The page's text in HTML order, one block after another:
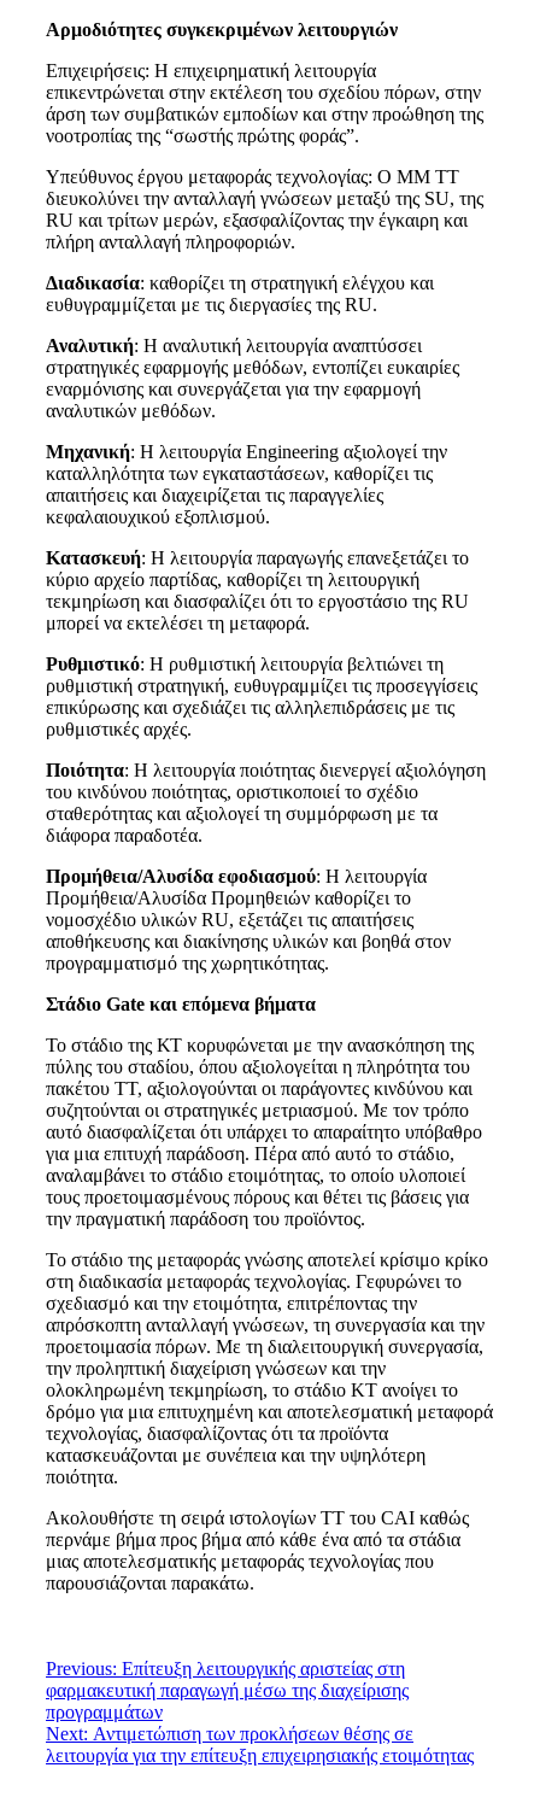
Αρμοδιότητες συγκεκριμένων λειτουργιών
Επιχειρήσεις: Η επιχειρηματική λειτουργία
επικεντρώνεται στην εκτέλεση του σχεδίου πόρων, στην
άρση των συμβατικών εμποδίων και στην προώθηση της
νοοτροπίας της “σωστής πρώτης φοράς”.
Υπεύθυνος έργου μεταφοράς τεχνολογίας: Ο ΜΜ ΤΤ
διευκολύνει την ανταλλαγή γνώσεων μεταξύ της SU, της
RU και τρίτων μερών, εξασφαλίζοντας την έγκαιρη και
πλήρη ανταλλαγή πληροφοριών.
Διαδικασία: καθορίζει τη στρατηγική ελέγχου και
ευθυγραμμίζεται με τις διεργασίες της RU.
Αναλυτική: Η αναλυτική λειτουργία αναπτύσσει
στρατηγικές εφαρμογής μεθόδων, εντοπίζει ευκαιρίες
εναρμόνισης και συνεργάζεται για την εφαρμογή
αναλυτικών μεθόδων.
Μηχανική: Η λειτουργία Engineering αξιολογεί την
καταλληλότητα των εγκαταστάσεων, καθορίζει τις
απαιτήσεις και διαχειρίζεται τις παραγγελίες
κεφαλαιουχικού εξοπλισμού.
Κατασκευή: Η λειτουργία παραγωγής επανεξετάζει το
κύριο αρχείο παρτίδας, καθορίζει τη λειτουργική
τεκμηρίωση και διασφαλίζει ότι το εργοστάσιο της RU
μπορεί να εκτελέσει τη μεταφορά.
Ρυθμιστικό: Η ρυθμιστική λειτουργία βελτιώνει τη
ρυθμιστική στρατηγική, ευθυγραμμίζει τις προσεγγίσεις
επικύρωσης και σχεδιάζει τις αλληλεπιδράσεις με τις
ρυθμιστικές αρχές.
Ποιότητα: Η λειτουργία ποιότητας διενεργεί αξιολόγηση
του κινδύνου ποιότητας, οριστικοποιεί το σχέδιο
σταθερότητας και αξιολογεί τη συμμόρφωση με τα
διάφορα παραδοτέα.
Προμήθεια/Αλυσίδα εφοδιασμού: Η λειτουργία
Προμήθεια/Αλυσίδα Προμηθειών καθορίζει το
νομοσχέδιο υλικών RU, εξετάζει τις απαιτήσεις
αποθήκευσης και διακίνησης υλικών και βοηθά στον
προγραμματισμό της χωρητικότητας.
Στάδιο Gate και επόμενα βήματα
Το στάδιο της ΚΤ κορυφώνεται με την ανασκόπηση της
πύλης του σταδίου, όπου αξιολογείται η πληρότητα του
πακέτου ΤΤ, αξιολογούνται οι παράγοντες κινδύνου και
συζητούνται οι στρατηγικές μετριασμού. Με τον τρόπο
αυτό διασφαλίζεται ότι υπάρχει το απαραίτητο υπόβαθρο
για μια επιτυχή παράδοση. Πέρα από αυτό το στάδιο,
αναλαμβάνει το στάδιο ετοιμότητας, το οποίο υλοποιεί
τους προετοιμασμένους πόρους και θέτει τις βάσεις για
την πραγματική παράδοση του προϊόντος.
Το στάδιο της μεταφοράς γνώσης αποτελεί κρίσιμο κρίκο
στη διαδικασία μεταφοράς τεχνολογίας. Γεφυρώνει το
σχεδιασμό και την ετοιμότητα, επιτρέποντας την
απρόσκοπτη ανταλλαγή γνώσεων, τη συνεργασία και την
προετοιμασία πόρων. Με τη διαλειτουργική συνεργασία,
την προληπτική διαχείριση γνώσεων και την
ολοκληρωμένη τεκμηρίωση, το στάδιο KT ανοίγει το
δρόμο για μια επιτυχημένη και αποτελεσματική μεταφορά
τεχνολογίας, διασφαλίζοντας ότι τα προϊόντα
κατασκευάζονται με συνέπεια και την υψηλότερη
ποιότητα.
Ακολουθήστε τη σειρά ιστολογίων ΤΤ του CAI καθώς
περνάμε βήμα προς βήμα από κάθε ένα από τα στάδια
μιας αποτελεσματικής μεταφοράς τεχνολογίας που
παρουσιάζονται παρακάτω.
Previous: Επίτευξη λειτουργικής αριστείας στη
φαρμακευτική παραγωγή μέσω της διαχείρισης
προγραμμάτων
Next: Αντιμετώπιση των προκλήσεων θέσης σε
λειτουργία για την επίτευξη επιχειρησιακής ετοιμότητας